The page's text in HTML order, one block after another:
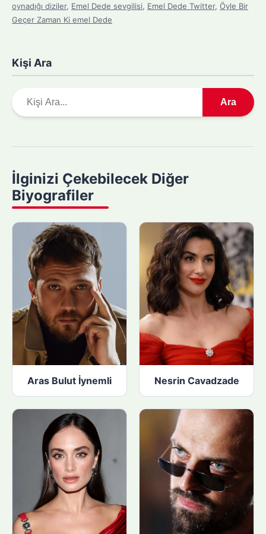
oynadığı diziler, Emel Dede sevgilisi, Emel Dede Twitter, Öyle Bir
Geçer Zaman Ki emel Dede
Kişi Ara
r
y
a
p
n
Ara
İlginizi Çekebilecek Diğer
Biyografiler
Aras Bulut İynemli Nesrin Cavadzade